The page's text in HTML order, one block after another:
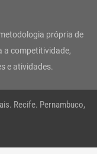
b
e
a
p
própria de
a competitividade,
e atividades.
Recife. Pernambuco,